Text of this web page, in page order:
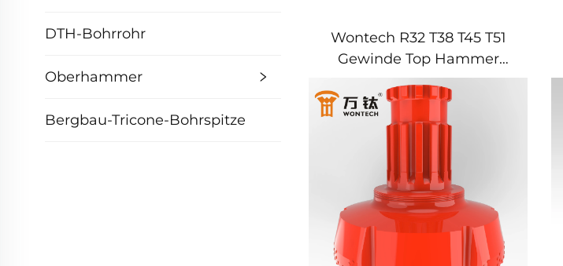
DTH-Bohrrohr
Oberhammer
Bergbau-Tricone-Bohrspitze
Wontech R32 T38 T45 T51
Gewinde Top Hammer
Retract Button Bit